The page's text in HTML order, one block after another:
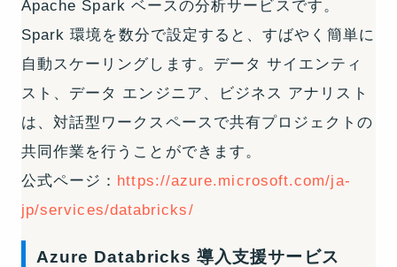
Apache Spark ベースの分析サービスです。
Spark 環境を数分で設定すると、すばやく簡単に
自動スケーリングします。データ サイエンティ
スト、データ エンジニア、ビジネス アナリスト
は、対話型ワークスペースで共有プロジェクトの
共同作業を行うことができます。
公式ページ： https://azure.microsoft.com/ja-
jp/services/databricks/
Azure Databricks 導入支援サービス